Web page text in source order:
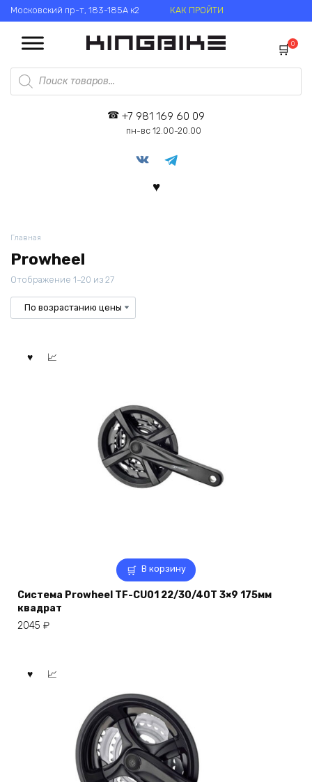
Перейти
к
содержанию
Московский пр-т, 183-185А к2 КАК ПРОЙТИ
Поиск
товаров
0
+7 981 169 60 09
пн-вс 12.00-20.00
Главная
Prowheel
Отображение 1–20 из 27Цены:
возрастанию
В корзину
Система Prowheel TF-CU01 22/30/40T 3×9 175мм
квадрат
2045 ₽